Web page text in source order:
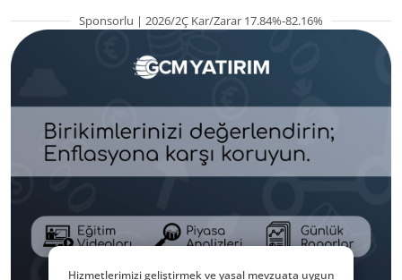
Sponsorlu | 2026/2Ç Kar/Zarar 17.84%-82.16%
Hizmetlerimizi geliştirmek ve yasal mevzuata uygun